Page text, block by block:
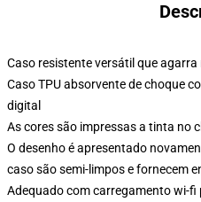
Caso resistente versátil que
Caso TPU absorvente de choque
digital
As cores são impressas a tinta no
O desenho é apresentado
caso são semi-limpos e fornecem
Adequado com carregamento wi-fi